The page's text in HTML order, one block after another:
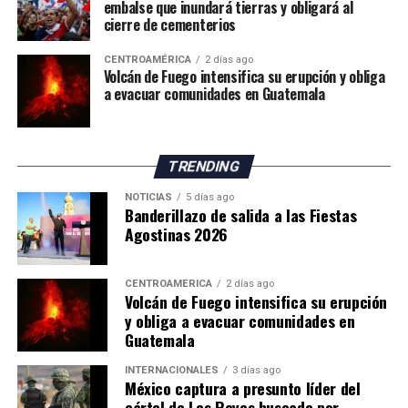
La situación mantiene en alerta a las autoridades
españolas, mientras continúan las gestiones para
atender la emergencia migratoria y reforzar el control
fronterizo.
embalse que inundará tierras y obligará al
cierre de cementerios
CENTROAMÉRICA 2 días ago
Volcán de Fuego intensifica su erupción y obliga
a evacuar comunidades en Guatemala
TRENDING
NOTICIAS 5 días ago
Banderillazo de salida a las Fiestas
Agostinas 2026
CENTROAMÉRICA 2 días ago
Volcán de Fuego intensifica su erupción
y obliga a evacuar comunidades en
Guatemala
INTERNACIONALES 3 días ago
México captura a presunto líder del